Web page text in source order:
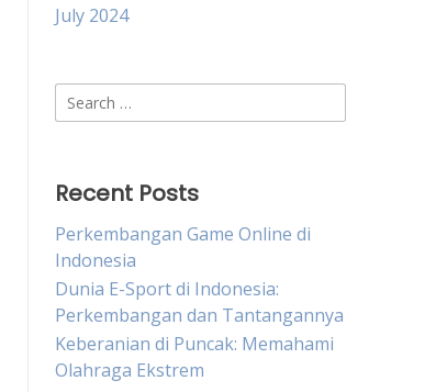
July 2024
Search
for:
Recent Posts
Perkembangan Game Online di
Indonesia
Dunia E-Sport di Indonesia:
Perkembangan dan Tantangannya
Keberanian di Puncak: Memahami
Olahraga Ekstrem